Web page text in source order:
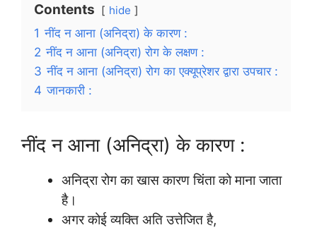
Contents hide
1 नींद न आना (अनिद्रा) के कारण :
2 नींद न आना (अनिद्रा) रोग के लक्षण :
3 नींद न आना (अनिद्रा) रोग का एक्यूप्रेशर द्वारा उपचार :
4 जानकारी :
नींद न आना (अनिद्रा) के कारण :
अनिद्रा रोग का खास कारण चिंता को माना जाता
है।
अगर कोई व्यक्ति अति उत्तेजित है,